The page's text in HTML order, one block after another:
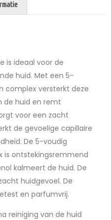
is ideaal voor de
huid. Met een 5-
complex versterkt deze
de huid en remt
voor een zacht
de gevoelige capillaire
De 5-voudig
is ontstekingsremmend
kalmeert de huid. De
huidgevoel. De
en parfumvrij.
reiniging van de huid